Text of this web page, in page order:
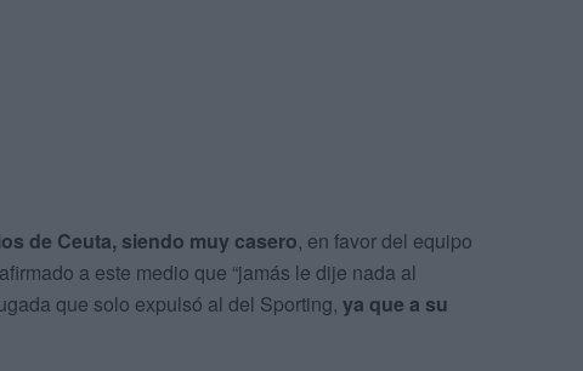
de Ceuta, siendo muy casero, en favor del equipo
a este medio que “jamás le dije nada al
que solo expulsó al del Sporting, ya que a su